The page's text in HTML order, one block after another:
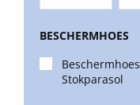
BESCHERMHOES
Beschermhoes
Stokparasol